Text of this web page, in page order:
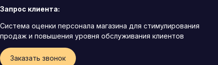
Запрос клиента:
Система оценки персонала магазина для стимулирования
продаж и повышения уровня обслуживания клиентов
Заказать звонок